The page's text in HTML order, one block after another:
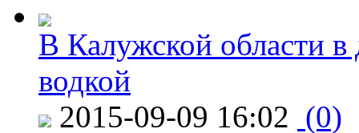
В Калужской области в
водкой
2015-09-09 16:02 (0)